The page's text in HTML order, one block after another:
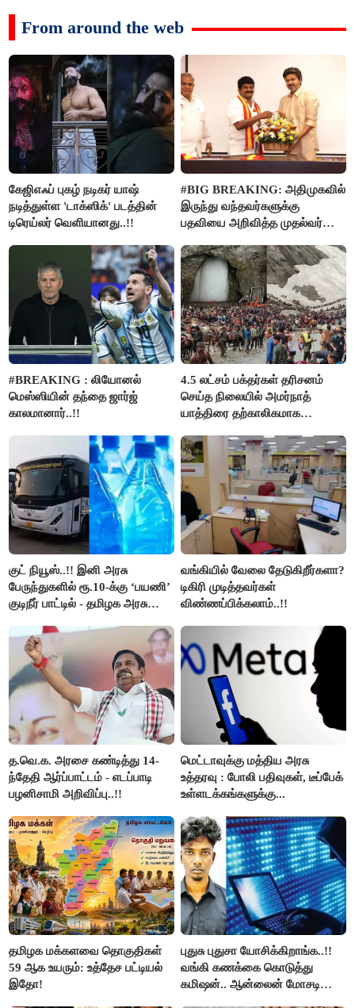
From around the web
கேஜிஎஃப் புகழ் நடிகர் யாஷ்
நடித்துள்ள 'டாக்‌ஸிக்' படத்தின்
டிரெய்லர் வெளியானது..!!
#BIG BREAKING: அதிமுகவில்
இருந்து வந்தவர்களுக்கு
பதவியை அறிவித்த முதல்வர்
#BREAKING : லியோனல்
மெஸ்ஸியின் தந்தை ஜார்ஜ்
காலமானார்..!!
4.5 லட்சம் பக்தர்கள் தரிசனம்
செய்த நிலையில் அமர்நாத்
யாத்திரை தற்காலிகமாக
குட் நியூஸ்..!! இனி அரசு
பேருந்துகளில் ரூ.10-க்கு ‘பயணி’
குடிநீர் பாட்டில் - தமிழக அரசு
வங்கியில் வேலை தேடுகிறீர்களா?
டிகிரி முடித்தவர்கள்
விண்ணப்பிக்கலாம்..!!
த.வெ.க. அரசை கண்டித்து 14-
ந்தேதி ஆர்ப்பாட்டம் - எடப்பாடி
பழனிசாமி அறிவிப்பு..!!
மெட்டாவுக்கு மத்திய அரசு
உத்தரவு : போலி பதிவுகள், டீப்பேக்
உள்ளடக்கங்களுக்கு...
தமிழக மக்களவை தொகுதிகள்
59 ஆக உயரும்: உத்தேச பட்டியல்
இதோ!
புதுசு புதுசா யோசிக்கிறாங்க..!!
வங்கி கணக்கை கொடுத்து
கமிஷன்.. ஆன்லைன் மோசடி